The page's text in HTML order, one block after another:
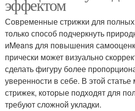
эффектом
Современные стрижки для
только способ подчеркнуть
иMeans для повышения
прически может визуально
сделать фигуру более
уверенности в себе. В этой
стрижек, которые подходят для
требуют сложной укладки.